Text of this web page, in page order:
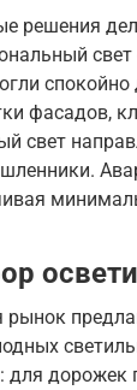
решения
спокойно
фасадов,
свет
рынок
для дорожек